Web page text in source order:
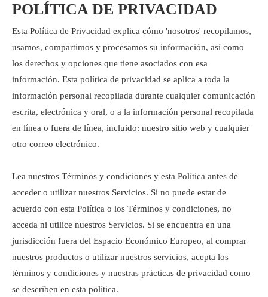
POLÍTICA DE PRIVACIDAD
Esta Política de Privacidad explica cómo 'nosotros' recopilamos,
usamos, compartimos y procesamos su información, así como
los derechos y opciones que tiene asociados con esa
información. Esta política de privacidad se aplica a toda la
información personal recopilada durante cualquier comunicación
escrita, electrónica y oral, o a la información personal recopilada
en línea o fuera de línea, incluido: nuestro sitio web y cualquier
otro correo electrónico.
Lea nuestros Términos y condiciones y esta Política antes de
acceder o utilizar nuestros Servicios. Si no puede estar de
acuerdo con esta Política o los Términos y condiciones, no
acceda ni utilice nuestros Servicios. Si se encuentra en una
jurisdicción fuera del Espacio Económico Europeo, al comprar
nuestros productos o utilizar nuestros servicios, acepta los
términos y condiciones y nuestras prácticas de privacidad como
se describen en esta política.